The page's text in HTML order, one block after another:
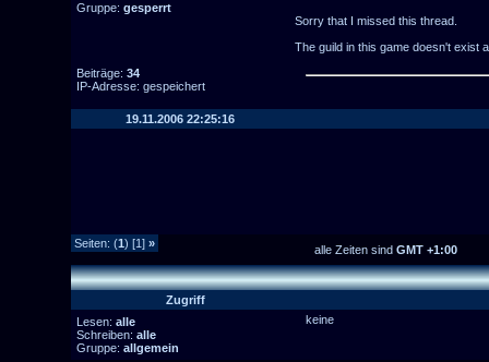
Gruppe: gesperrt
Beiträge: 34
IP-Adresse: gespeichert
Sorry that I missed this thread.
The guild in this game doesn't exist
19.11.2006 22:25:16
Seiten: (1) [1] » alle Zeiten sind GMT +1:00
Zugriff
Lesen: alle
Schreiben: alle
Gruppe: allgemein
keine